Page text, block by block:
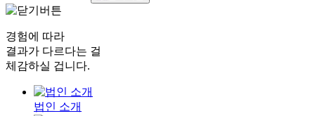
경험에 따라
결과가 다르다는 걸
체감하실 겁니다.
법인 소개